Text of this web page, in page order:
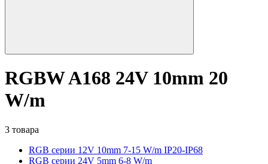
RGBW A168 24V 10mm 20
W/m
3 товара
RGB серии 12V 10mm 7-15 W/m IP20-IP68
RGB серии 24V 5mm 6-8 W/m